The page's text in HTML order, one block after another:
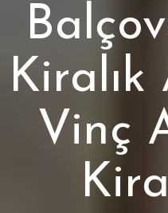
Kiralık
Vinç